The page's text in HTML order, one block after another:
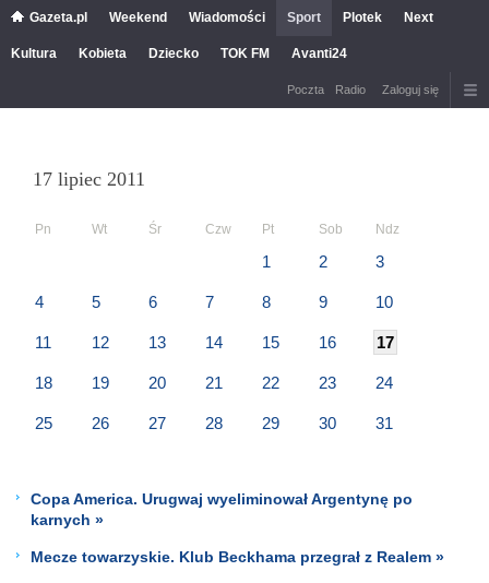
Gazeta.pl Weekend Wiadomości Sport Plotek Next
Kultura Kobieta Dziecko TOK FM Avanti24
Poczta Radio Zaloguj się
17 lipiec 2011
Pn Wt Śr Czw Pt Sob Ndz
1 2 3
4 5 6 7 8 9 10
11 12 13 14 15 16 17
18 19 20 21 22 23 24
25 26 27 28 29 30 31
Copa America. Urugwaj wyeliminował Argentynę po
karnych »
Mecze towarzyskie. Klub Beckhama przegrał z Realem »